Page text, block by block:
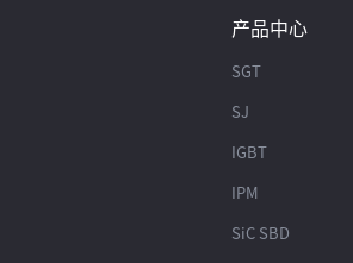
产品中心
SGT
SJ
IGBT
IPM
SiC SBD